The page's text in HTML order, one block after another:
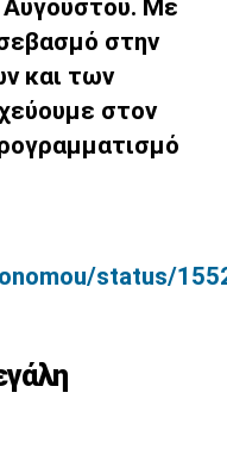
Αυγούστου. Με
στην
και των
στον
status/